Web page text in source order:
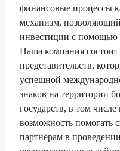
финансовые процессы
механизм,
инвестиции с помощью
Наша компания
представительств,
успешной
знаков на территории
государств, в том
возможность помогать
партнёрам в